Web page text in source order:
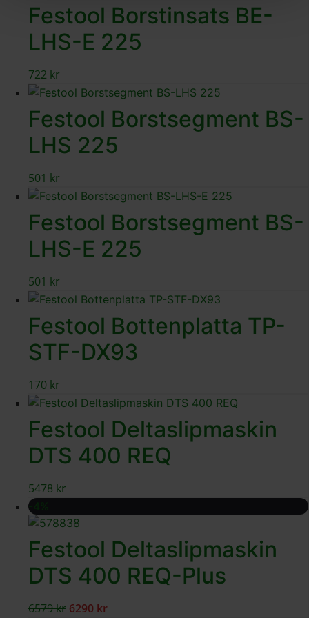
Festool Borstinsats BE-
LHS-E 225
722 kr
Festool Borstsegment BS-
LHS 225
501 kr
Festool Borstsegment BS-
LHS-E 225
501 kr
Festool Bottenplatta TP-
STF-DX93
170 kr
Festool Deltaslipmaskin
DTS 400 REQ
5478 kr
-4%
Festool Deltaslipmaskin
DTS 400 REQ-Plus
6579kr 6290 kr